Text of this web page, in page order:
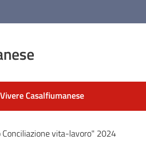
Vivere Casalfiumanese
vita-lavoro" 2024